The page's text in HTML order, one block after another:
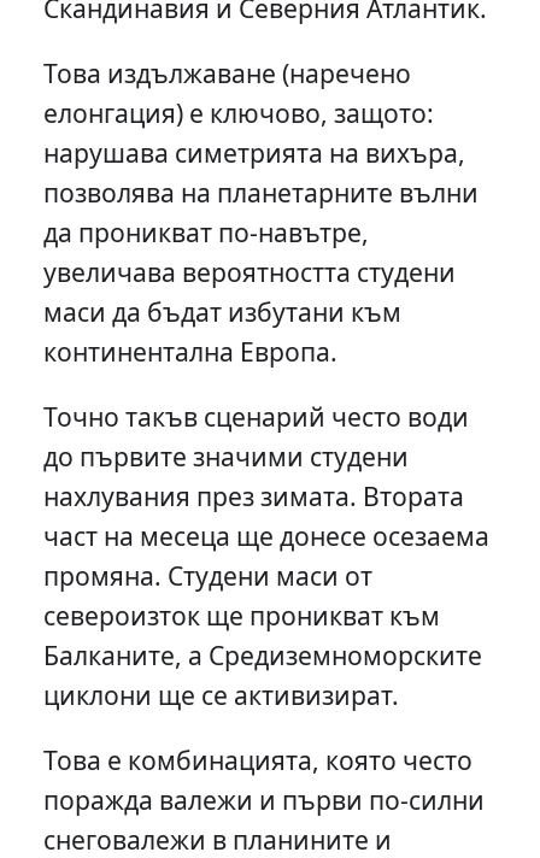
Скандинавия и Северния Атлантик.
Това издължаване (наречено
елонгация) е ключово, защото:
нарушава симетрията на вихъра,
позволява на планетарните вълни
да проникват по-навътре,
увеличава вероятността студени
маси да бъдат избутани към
континентална Европа.
Точно такъв сценарий често води
до първите значими студени
нахлувания през зимата. Втората
част на месецa ще донесе осезаема
промяна. Студени маси от
североизток ще проникват към
Балканите, а Средиземноморските
циклони ще се активизират.
Това е комбинацията, която често
поражда валежи и първи по-силни
снеговалежи в планините и